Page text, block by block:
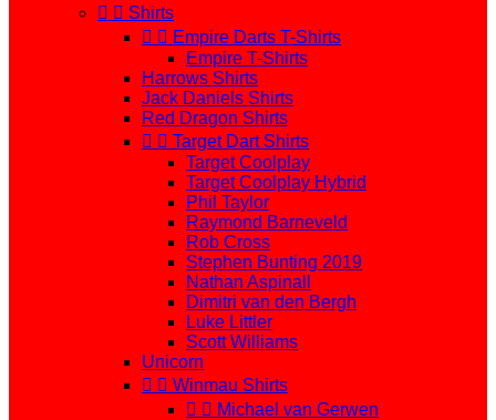
  Shirts
  Empire Darts T-Shirts
Empire T-Shirts
Harrows Shirts
Jack Daniels Shirts
Red Dragon Shirts
  Target Dart Shirts
Target Coolplay
Target Coolplay Hybrid
Phil Taylor
Raymond Barneveld
Rob Cross
Stephen Bunting 2019
Nathan Aspinall
Dimitri van den Bergh
Luke Littler
Scott Williams
Unicorn
  Winmau Shirts
  Michael van Gerwen